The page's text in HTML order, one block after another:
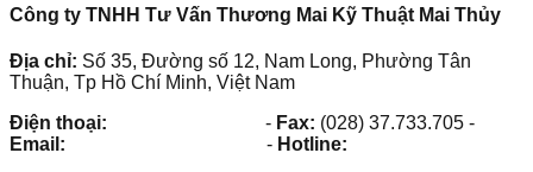
Công ty TNHH Tư Vấn Thương Mai Kỹ Thuật Mai Thủy
Địa chỉ: Số 35, Đường số 12, Nam Long, Phường Tân
Thuận, Tp Hồ Chí Minh, Việt Nam
Điện thoại:
- Fax: (028) 37.733.705 -
Email:
- Hotline: